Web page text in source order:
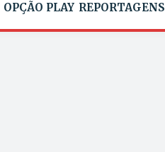
OPÇÃO PLAY REPORTAGENS